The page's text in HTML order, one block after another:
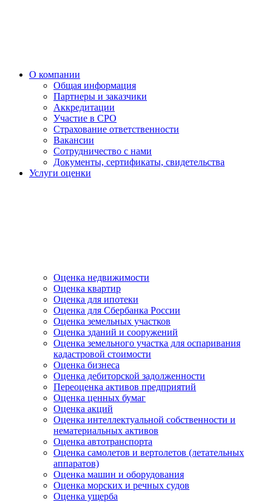
О компании
Общая информация
Партнеры и заказчики
Аккредитации
Участие в СРО
Страхование ответственности
Вакансии
Сотрудничество с нами
Документы, сертификаты, свидетельства
Услуги оценки
Оценка недвижимости
Оценка квартир
Оценка для ипотеки
Оценка для Сбербанка России
Оценка земельных участков
Оценка зданий и сооружений
Оценка земельного участка для оспаривания
кадастровой стоимости
Оценка бизнеса
Оценка дебиторской задолженности
Переоценка активов предприятий
Оценка ценных бумаг
Оценка акций
Оценка интеллектуальной собственности и
нематериальных активов
Оценка автотранспорта
Оценка самолетов и вертолетов (летательных
аппаратов)
Оценка машин и оборудования
Оценка морских и речных судов
Оценка ущерба